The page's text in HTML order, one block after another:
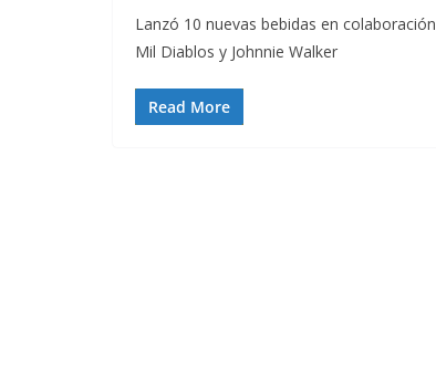
Lanzó 10 nuevas bebidas en
Mil Diablos y Johnnie Walker
Read More